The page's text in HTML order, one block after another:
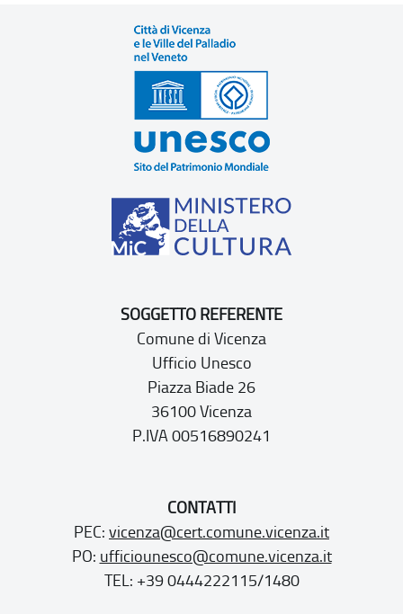
SOGGETTO REFERENTE
Comune di Vicenza
Ufficio Unesco
Piazza Biade 26
36100 Vicenza
P.IVA 00516890241
CONTATTI
PEC: vicenza@cert.comune.vicenza.it
PO: ufficiounesco@comune.vicenza.it
TEL: +39 0444222115/1480